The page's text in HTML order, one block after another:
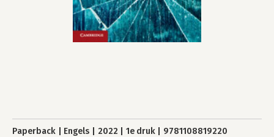
Paperback Engels 2022 1e druk 9781108819220